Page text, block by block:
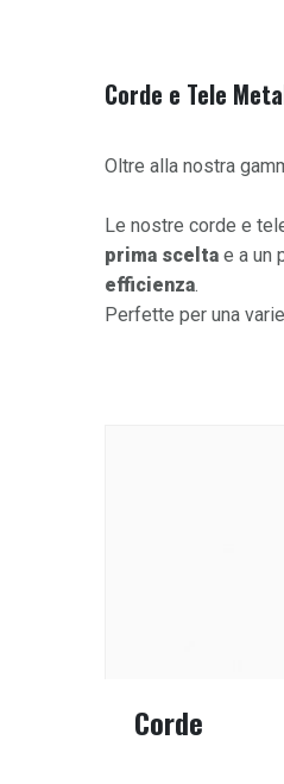
Corde e Tele
Oltre alla nostra
Le nostre corde e
prima scelta e a un
efficienza.
Perfette per una
Corde